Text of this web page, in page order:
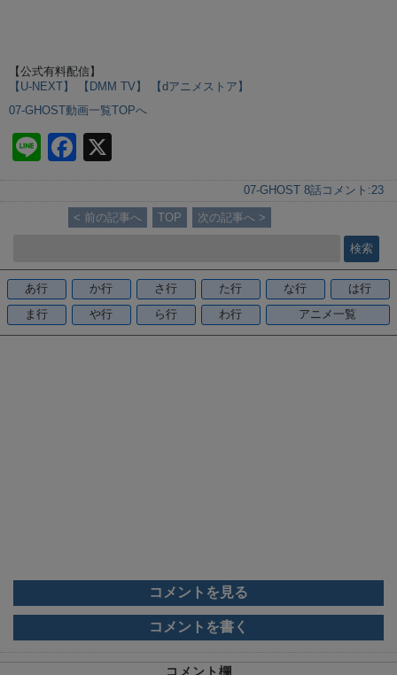
【公式有料配信】
【U-NEXT】
【DMM TV】
【dアニメストア】
07-GHOST動画一覧TOPへ
Li
n
e
F
a
c
e
o
o
k
07-GHOST 8話 コメント:23
< 前の記事へ TOP 次の記事へ >
あ行 か行 さ行 た行 な行
は行
ま行
や行 ら行 わ行 アニメ一覧
コメントを見る
コメントを書く
コメント欄